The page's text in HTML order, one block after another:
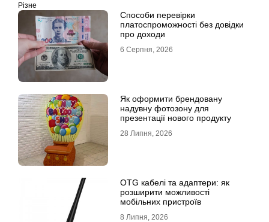
Різне
Способи перевірки
платоспроможності без довідки
про доходи
6 Серпня, 2026
Як оформити брендовану
надувну фотозону для
презентації нового продукту
28 Липня, 2026
OTG кабелі та адаптери: як
розширити можливості
мобільних пристроїв
8 Липня, 2026